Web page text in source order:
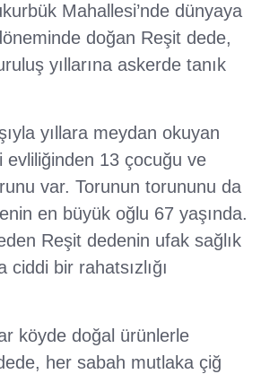
Mahallesi’nde dünyaya
doğan Reşit dede,
yıllarına askerde tanık
yıllara meydan okuyan
evliliğinden 13 çocuğu ve
var. Torunun torununu da
en büyük oğlu 67 yaşında.
Reşit dedenin ufak sağlık
ciddi bir rahatsızlığı
köyde doğal ürünlerle
her sabah mutlaka çiğ